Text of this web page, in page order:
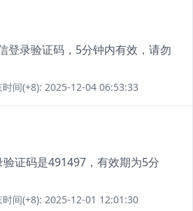
登录验证码，5分钟内有效，请勿
间(+8): 2025-12-04 06:53:33
验证码是491497，有效期为5分
间(+8): 2025-12-01 12:01:30